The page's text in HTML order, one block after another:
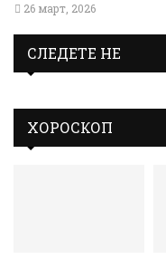
26 март, 2026
СЛЕДЕТЕ НЕ
ХОРОСКОП